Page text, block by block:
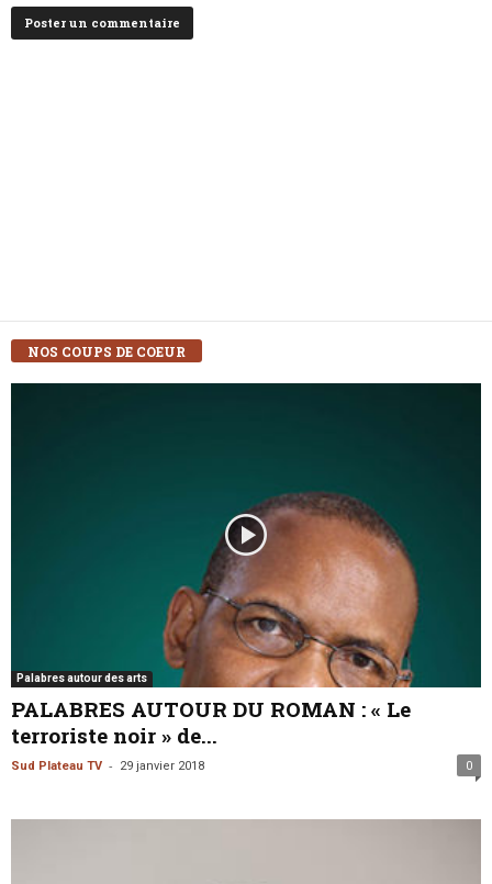
NOS COUPS DE COEUR
Palabres autour des arts
PALABRES AUTOUR DU ROMAN : « Le
terroriste noir » de...
Sud Plateau TV - 29 janvier 2018 0